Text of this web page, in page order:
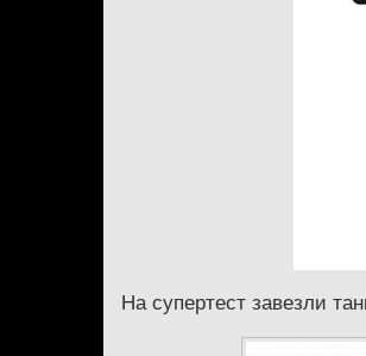
На супертест завезли